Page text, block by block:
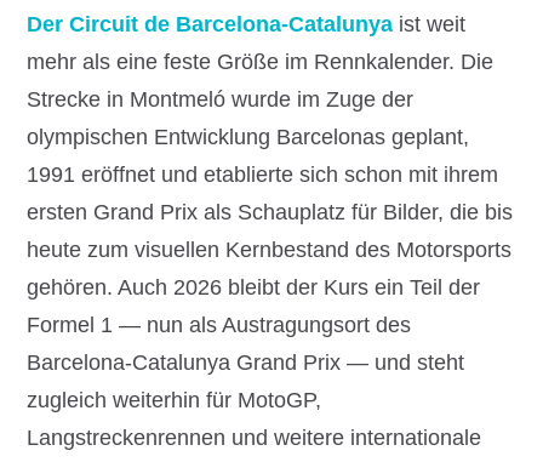
Der Circuit de Barcelona-Catalunya ist weit
mehr als eine feste Größe im Rennkalender. Die
Strecke in Montmeló wurde im Zuge der
olympischen Entwicklung Barcelonas geplant,
1991 eröffnet und etablierte sich schon mit ihrem
ersten Grand Prix als Schauplatz für Bilder, die bis
heute zum visuellen Kernbestand des Motorsports
gehören. Auch 2026 bleibt der Kurs ein Teil der
Formel 1 — nun als Austragungsort des
Barcelona-Catalunya Grand Prix — und steht
zugleich weiterhin für MotoGP,
Langstreckenrennen und weitere internationale